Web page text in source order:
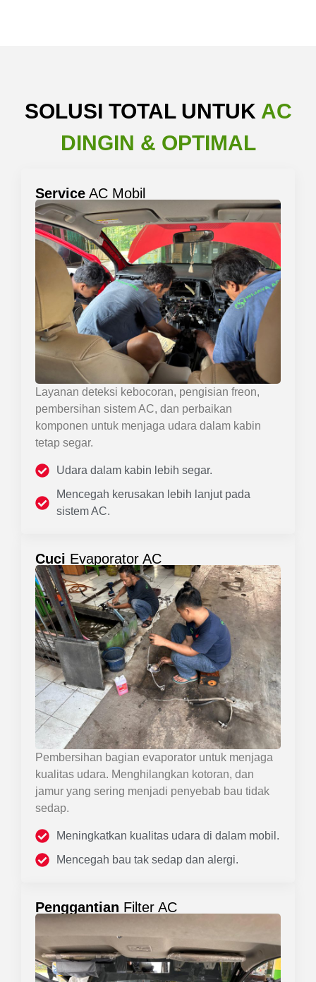
SOLUSI TOTAL UNTUK AC
DINGIN & OPTIMAL
Service AC Mobil
Layanan deteksi kebocoran, pengisian freon,
pembersihan sistem AC, dan perbaikan
komponen untuk menjaga udara dalam kabin
tetap segar.
Udara dalam kabin lebih segar.
Mencegah kerusakan lebih lanjut pada
sistem AC.
Cuci Evaporator AC
Pembersihan bagian evaporator untuk menjaga
kualitas udara. Menghilangkan kotoran, dan
jamur yang sering menjadi penyebab bau tidak
sedap.
Meningkatkan kualitas udara di dalam mobil.
Mencegah bau tak sedap dan alergi.
Penggantian Filter AC